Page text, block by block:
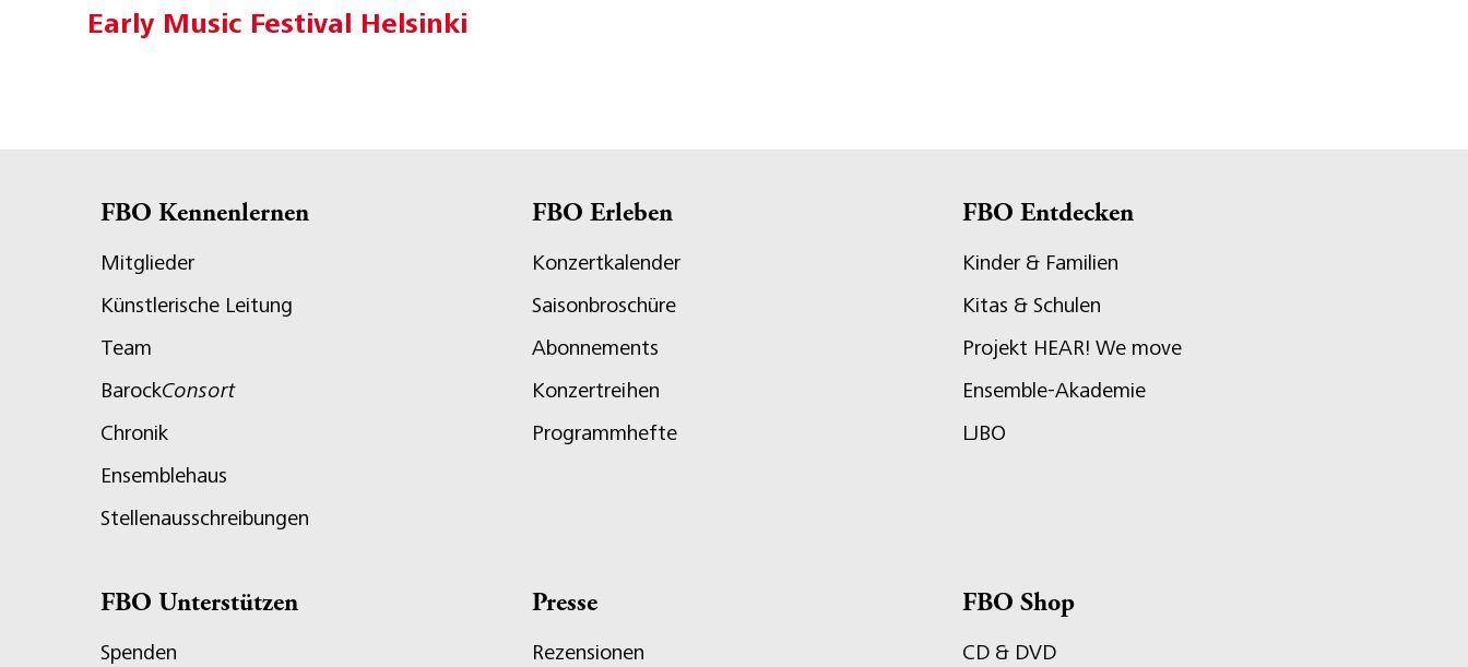
Early Music Festival Helsinki
FBO Kennenlernen
Mitglieder
Künstlerische Leitung
Team
BarockConsort
Chronik
Ensemblehaus
Stellenausschreibungen
FBO Erleben
Konzertkalender
Saisonbroschüre
Abonnements
Konzertreihen
Programmhefte
FBO Entdecken
Kinder & Familien
Kitas & Schulen
Projekt HEAR! We move
Ensemble-Akademie
LJBO
FBO Unterstützen
Spenden
Presse
Rezensionen
FBO Shop
CD & DVD